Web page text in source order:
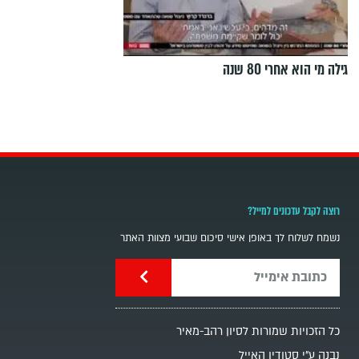
גילה מי הוא אחרי 80 שנה
רוצה לקבל עדכונים למייל?
נשמח לשלוח לך באופן אישי סיכום שבועי מצוות האתר
כל הזכויות שמורות לסיון רהב-מאיר
נבנה ע"י סטודיו האייל